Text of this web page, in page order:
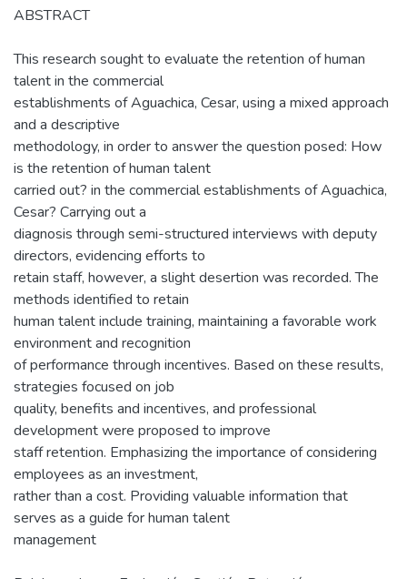
ABSTRACT
This research sought to evaluate the retention of human
talent in the commercial
establishments of Aguachica, Cesar, using a mixed approach
and a descriptive
methodology, in order to answer the question posed: How
is the retention of human talent
carried out? in the commercial establishments of Aguachica,
Cesar? Carrying out a
diagnosis through semi-structured interviews with deputy
directors, evidencing efforts to
retain staff, however, a slight desertion was recorded. The
methods identified to retain
human talent include training, maintaining a favorable work
environment and recognition
of performance through incentives. Based on these results,
strategies focused on job
quality, benefits and incentives, and professional
development were proposed to improve
staff retention. Emphasizing the importance of considering
employees as an investment,
rather than a cost. Providing valuable information that
serves as a guide for human talent
management